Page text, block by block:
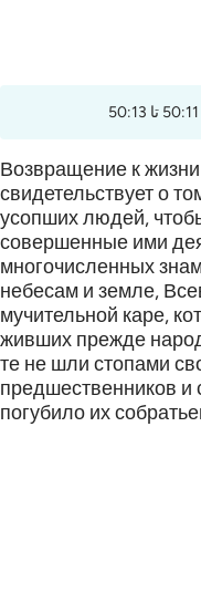
Возвращение к
свидетельствует о
усопших людей,
совершенные ими
многочисленных
небесам и земле,
мучительной каре,
живших прежде
те не шли стопами
предшественников и
погубило их